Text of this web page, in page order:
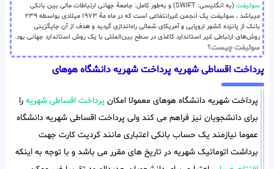
سوئیفت
(به انگلیسی: SWIFT) و به‌طور کامل: جامعهٔ جهانی ارتباطات مالی بین بانکی
میباشد ، سوئیفت یک انجمن غیرانتفاعی است که در ماه مهٔ ۱۹۷۳ میلادی بواسطه ۲۳۹
بانک از پانزده کشور اروپایی و آمریکای شمالی راه‌اندازی گردید و هدف از آن جایگزینی
روش‌های ارتباطی غیر استاندارد کاغذی در سطح بین‌المللی با یک روش استاندارد جهانی بود.
سوئیفت چیست؟
پرداخت اقساطی شهریه پرداخت شهریه دانشگاه هوهای
پرداخت شهریه دانشگاه هوهای معمولا امکان پرداخت اقساطی شهریه را
برای دانشجویان نیز فراهم می کند ولی پرداخت اقساطی شهریه دانشگاه
عموما نیازمند یک حساب بانکی اعتباری مانند کردیت کارت جهت
برداشت اتوماتیک شهریه در تاریخ های مقرر می باشد و با توجه به اینکه